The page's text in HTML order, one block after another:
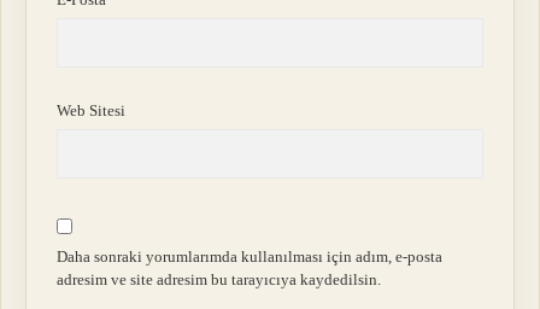
Web Sitesi
Daha sonraki yorumlarımda kullanılması için adım, e-posta
adresim ve site adresim bu tarayıcıya kaydedilsin.